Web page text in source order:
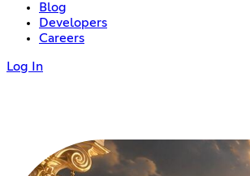
Blog
Developers
Careers
Log In